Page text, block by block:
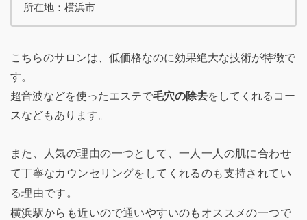
所在地：横浜市
こちらのサロンは、低価格なのに効果絶大な技術が特徴で
す。
超音波などを使ったエステで毛穴の除去をしてくれるコー
スなどもあります。
また、人気の理由の一つとして、一人一人の肌に合わせ
て丁寧なカウンセリングをしてくれるのも支持されてい
る理由です。
横浜駅からも近いので通いやすいのもオススメの一つで